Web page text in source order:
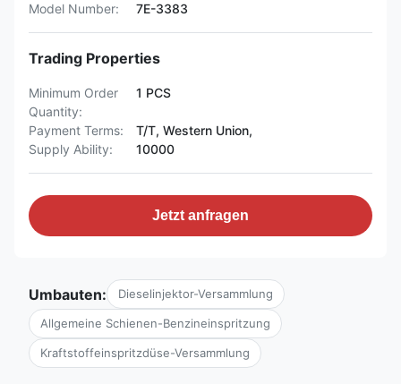
Model Number:
7E-3383
Trading Properties
Minimum Order
Quantity:
1 PCS
Payment Terms:
T/T, Western Union,
Supply Ability:
10000
Jetzt anfragen
Umbauten: Dieselinjektor-Versammlung
Allgemeine Schienen-Benzineinspritzung
Kraftstoffeinspritzdüse-Versammlung